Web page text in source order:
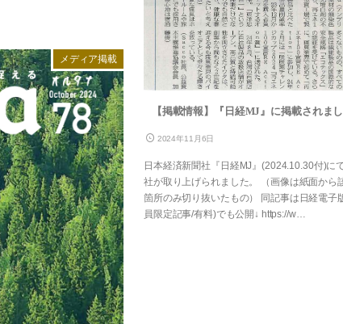
【掲載情報】『日経MJ』に掲載されま
2024年11月6日
日本経済新聞社『日経MJ』(2024.10.30付)に
社が取り上げられました。 （画像は紙面から
箇所のみ切り抜いたもの） 同記事は日経電子
員限定記事/有料)でも公開↓ https://w…
メディア掲載